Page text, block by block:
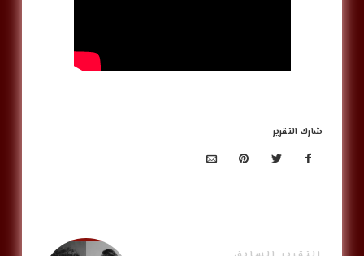
شارك التقرير